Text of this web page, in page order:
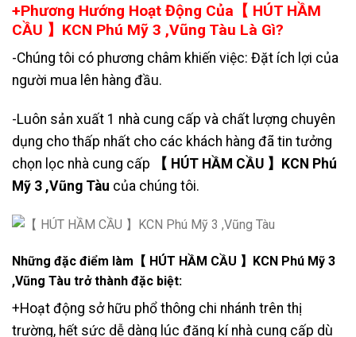
+Phương Hướng Hoạt Động Của【 HÚT HẦM
CẦU 】KCN Phú Mỹ 3 ,Vũng Tàu Là Gì?
-Chúng tôi có phương châm khiến việc: Đặt ích lợi của
người mua lên hàng đầu.
-Luôn sản xuất 1 nhà cung cấp và chất lượng chuyên
dụng cho thấp nhất cho các khách hàng đã tin tưởng
chọn lọc nhà cung cấp
【 HÚT HẦM CẦU 】KCN Phú
Mỹ 3 ,Vũng Tàu của chúng tôi.
Những đặc điểm làm【 HÚT HẦM CẦU 】KCN Phú Mỹ 3
,Vũng Tàu trở thành đặc biệt:
+Hoạt động sở hữu phổ thông chi nhánh trên thị
trường, hết sức dễ dàng lúc đăng kí nhà cung cấp dù